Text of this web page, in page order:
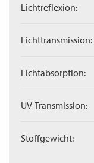
Lichtreflexion:
Lichttransmission:
Lichtabsorption:
UV-Transmission:
Stoffgewicht: